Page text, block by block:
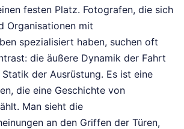
festen Platz. Fotografen, die sich
Organisationen mit
spezialisiert haben, suchen oft
die äußere Dynamik der Fahrt
der Ausrüstung. Es ist eine
die eine Geschichte von
Man sieht die
an den Griffen der Türen,